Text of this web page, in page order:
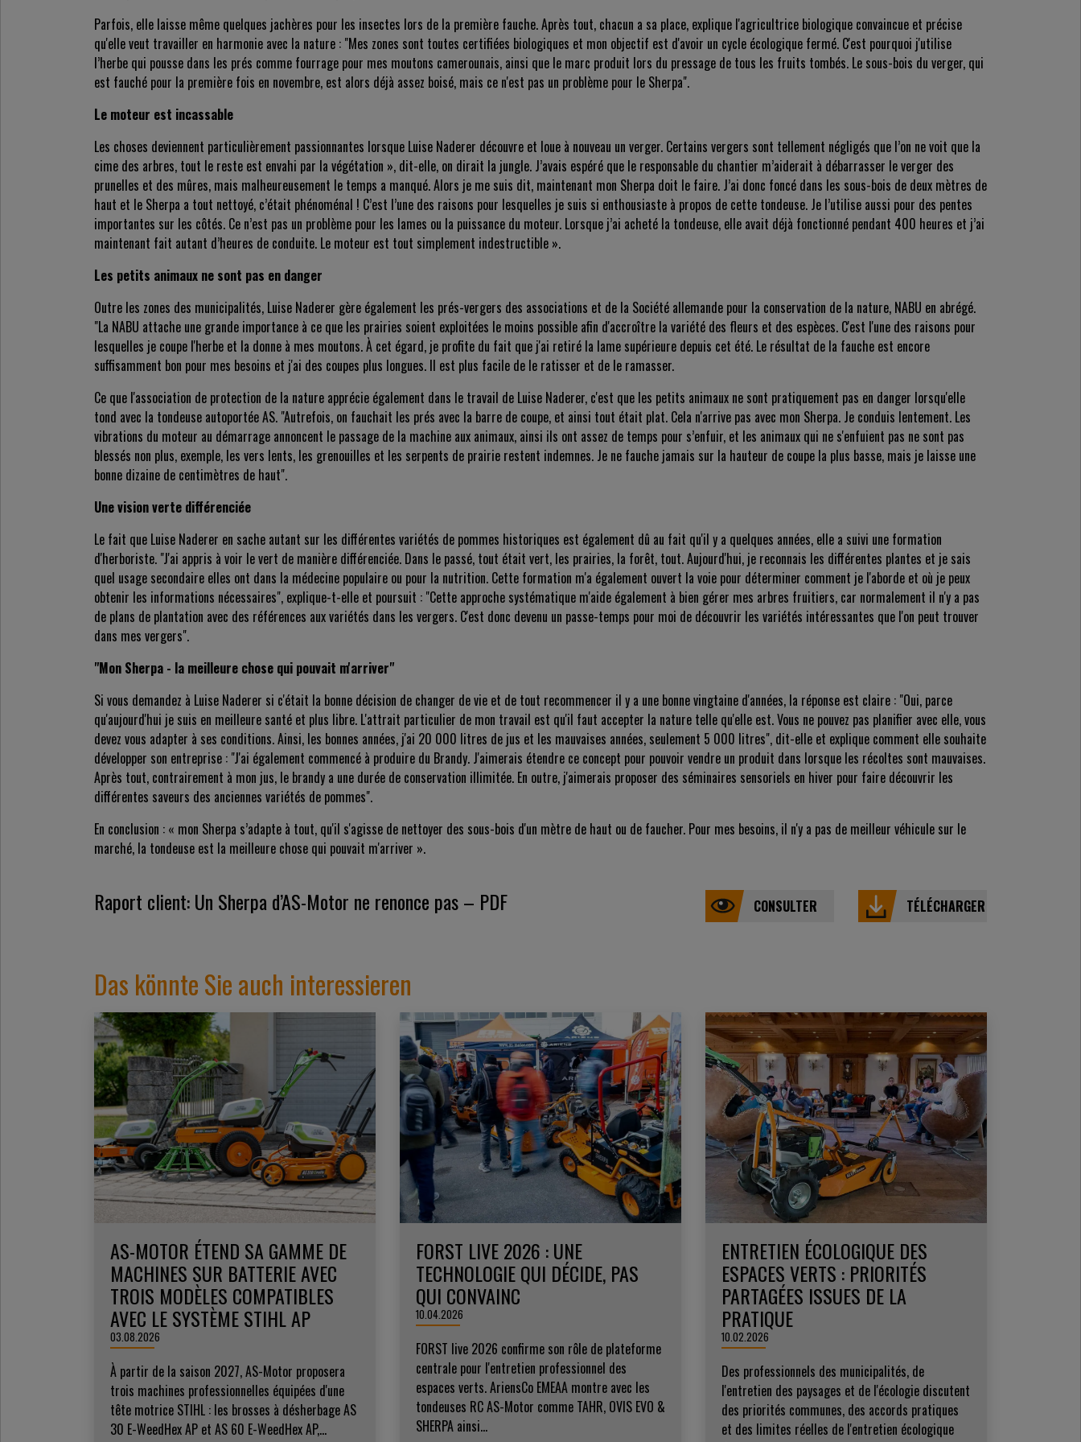
Parfois, elle laisse même quelques jachères pour les insectes lors de la première fauche. Après tout, chacun a sa place, explique l'agricultrice biologique convaincue et précise
qu'elle veut travailler en harmonie avec la nature : "Mes zones sont toutes certifiées biologiques et mon objectif est d'avoir un cycle écologique fermé. C'est pourquoi j'utilise
l’herbe qui pousse dans les prés comme fourrage pour mes moutons camerounais, ainsi que le marc produit lors du pressage de tous les fruits tombés. Le sous-bois du verger, qui
est fauché pour la première fois en novembre, est alors déjà assez boisé, mais ce n'est pas un problème pour le Sherpa".
Le moteur est incassable
Les choses deviennent particulièrement passionnantes lorsque Luise Naderer découvre et loue à nouveau un verger. Certains vergers sont tellement négligés que l’on ne voit que la
cime des arbres, tout le reste est envahi par la végétation », dit-elle, on dirait la jungle. J’avais espéré que le responsable du chantier m’aiderait à débarrasser le verger des
prunelles et des mûres, mais malheureusement le temps a manqué. Alors je me suis dit, maintenant mon Sherpa doit le faire. J’ai donc foncé dans les sous-bois de deux mètres de
haut et le Sherpa a tout nettoyé, c’était phénoménal ! C’est l’une des raisons pour lesquelles je suis si enthousiaste à propos de cette tondeuse. Je l’utilise aussi pour des pentes
importantes sur les côtés. Ce n’est pas un problème pour les lames ou la puissance du moteur. Lorsque j’ai acheté la tondeuse, elle avait déjà fonctionné pendant 400 heures et j’ai
maintenant fait autant d’heures de conduite. Le moteur est tout simplement indestructible ».
Les petits animaux ne sont pas en danger
Outre les zones des municipalités, Luise Naderer gère également les prés-vergers des associations et de la Société allemande pour la conservation de la nature, NABU en abrégé.
"La NABU attache une grande importance à ce que les prairies soient exploitées le moins possible afin d'accroître la variété des fleurs et des espèces. C'est l'une des raisons pour
lesquelles je coupe l'herbe et la donne à mes moutons. À cet égard, je profite du fait que j'ai retiré la lame supérieure depuis cet été. Le résultat de la fauche est encore
suffisamment bon pour mes besoins et j'ai des coupes plus longues. Il est plus facile de le ratisser et de le ramasser.
Ce que l'association de protection de la nature apprécie également dans le travail de Luise Naderer, c'est que les petits animaux ne sont pratiquement pas en danger lorsqu'elle
tond avec la tondeuse autoportée AS. "Autrefois, on fauchait les prés avec la barre de coupe, et ainsi tout était plat. Cela n'arrive pas avec mon Sherpa. Je conduis lentement. Les
vibrations du moteur au démarrage annoncent le passage de la machine aux animaux, ainsi ils ont assez de temps pour s’enfuir, et les animaux qui ne s'enfuient pas ne sont pas
blessés non plus, exemple, les vers lents, les grenouilles et les serpents de prairie restent indemnes. Je ne fauche jamais sur la hauteur de coupe la plus basse, mais je laisse une
bonne dizaine de centimètres de haut".
Une vision verte différenciée
Le fait que Luise Naderer en sache autant sur les différentes variétés de pommes historiques est également dû au fait qu'il y a quelques années, elle a suivi une formation
d'herboriste. "J'ai appris à voir le vert de manière différenciée. Dans le passé, tout était vert, les prairies, la forêt, tout. Aujourd'hui, je reconnais les différentes plantes et je sais
quel usage secondaire elles ont dans la médecine populaire ou pour la nutrition. Cette formation m'a également ouvert la voie pour déterminer comment je l'aborde et où je peux
obtenir les informations nécessaires", explique-t-elle et poursuit : "Cette approche systématique m'aide également à bien gérer mes arbres fruitiers, car normalement il n'y a pas
de plans de plantation avec des références aux variétés dans les vergers. C'est donc devenu un passe-temps pour moi de découvrir les variétés intéressantes que l'on peut trouver
dans mes vergers".
"Mon Sherpa - la meilleure chose qui pouvait m'arriver"
Si vous demandez à Luise Naderer si c'était la bonne décision de changer de vie et de tout recommencer il y a une bonne vingtaine d'années, la réponse est claire : "Oui, parce
qu'aujourd'hui je suis en meilleure santé et plus libre. L'attrait particulier de mon travail est qu'il faut accepter la nature telle qu'elle est. Vous ne pouvez pas planifier avec elle, vous
devez vous adapter à ses conditions. Ainsi, les bonnes années, j'ai 20 000 litres de jus et les mauvaises années, seulement 5 000 litres", dit-elle et explique comment elle souhaite
développer son entreprise : "J'ai également commencé à produire du Brandy. J'aimerais étendre ce concept pour pouvoir vendre un produit dans lorsque les récoltes sont mauvaises.
Après tout, contrairement à mon jus, le brandy a une durée de conservation illimitée. En outre, j'aimerais proposer des séminaires sensoriels en hiver pour faire découvrir les
différentes saveurs des anciennes variétés de pommes".
En conclusion : « mon Sherpa s’adapte à tout, qu'il s'agisse de nettoyer des sous-bois d'un mètre de haut ou de faucher. Pour mes besoins, il n'y a pas de meilleur véhicule sur le
marché, la tondeuse est la meilleure chose qui pouvait m'arriver ».
Raport client: Un Sherpa d’AS-Motor ne renonce pas – PDF CONSULTER TÉLÉCHARGER
Das könnte Sie auch interessieren
AS-MOTOR ÉTEND SA GAMME DE
MACHINES SUR BATTERIE AVEC
TROIS MODÈLES COMPATIBLES
AVEC LE SYSTÈME STIHL AP
03.08.2026
À partir de la saison 2027, AS-Motor proposera
trois machines professionnelles équipées d'une
tête motrice STIHL : les brosses à désherbage AS
30 E-WeedHex AP et AS 60 E-WeedHex AP,...
FORST LIVE 2026 : UNE
TECHNOLOGIE QUI DÉCIDE, PAS
QUI CONVAINC
10.04.2026
FORST live 2026 confirme son rôle de plateforme
centrale pour l'entretien professionnel des
espaces verts. AriensCo EMEAA montre avec les
tondeuses RC AS-Motor comme TAHR, OVIS EVO &
SHERPA ainsi...
ENTRETIEN ÉCOLOGIQUE DES
ESPACES VERTS : PRIORITÉS
PARTAGÉES ISSUES DE LA
PRATIQUE
10.02.2026
Des professionnels des municipalités, de
l'entretien des paysages et de l'écologie discutent
des priorités communes, des accords pratiques
et des limites réelles de l'entretien écologique